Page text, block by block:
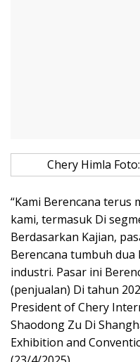
Chery Himla
“Kami Berencana
kami, termasuk Di
Berdasarkan Kajian,
Berencana tumbuh
industri. Pasar ini
(penjualan) Di tahun
President of Chery
Shaodong Zu Di
Exhibition and